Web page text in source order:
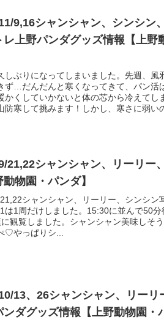
9,16シャンシャン、シンシン
レ上野パンダグッズ情報【上野
しぶりになってしまいました。先週、風
ず…だんだんと寒くなってきて、パン活
かくしていかないと体の芯から冷えてし
防寒して挑みます！しかし、寒さに弱い
21,22シャンシャン、リーリー
動物園・パンダ】
シャンシャン、リーリー、シンシン
は1周だけしました。15:30に並んで50分
観覧しました。シャンシャン美味しそ
♡やっぱりシ...
13、26シャンシャン、リーリ
ンダグッズ情報【上野動物園・